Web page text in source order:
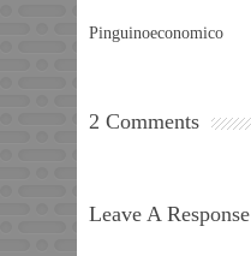
Pinguinoeconomico
2 Comments
Leave A Response